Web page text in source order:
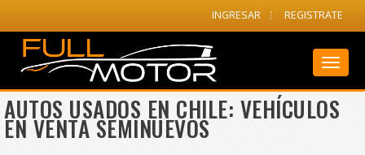
INGRESAR REGISTRATE
AUTOS USADOS EN CHILE: VEHÍCULOS
EN VENTA SEMINUEVOS